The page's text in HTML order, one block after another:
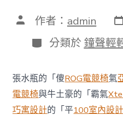
文 作者： admin 發
表
日
期
分
類
分類於 鐘聲輕
張水瓶的「傻ROG電競椅氣
電競椅與牛土豪的「霸氣
巧寓設計的「平100室內設